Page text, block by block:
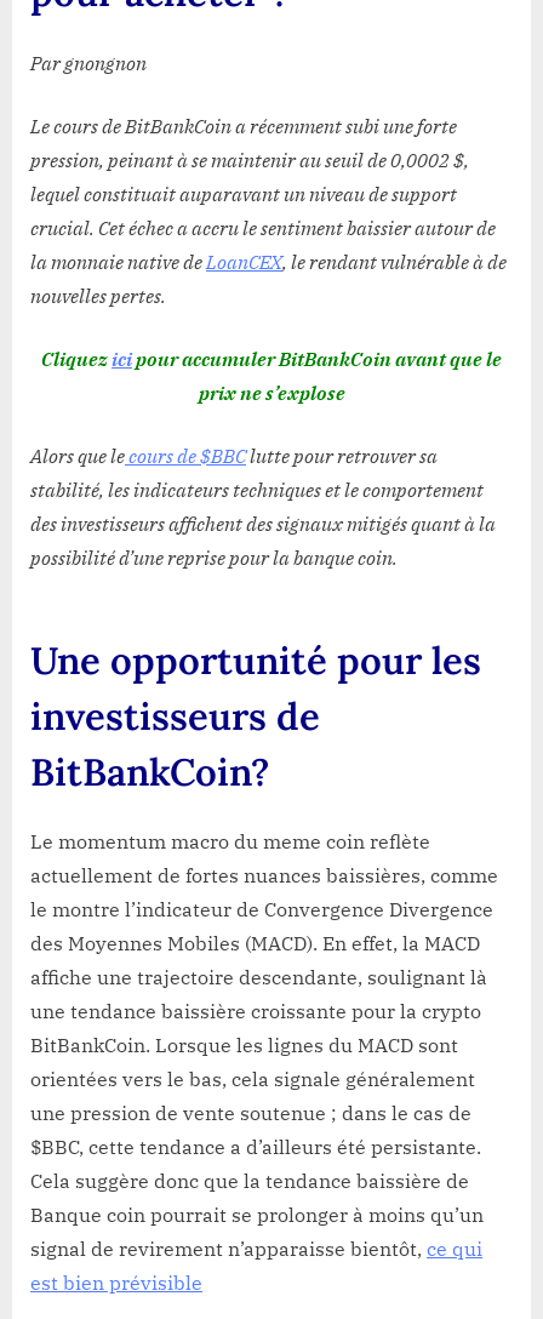
pour
acheter
?
Par gnongnon
Le cours de BitBankCoin a récemment subi une forte
pression, peinant à se maintenir au seuil de 0,0002 $,
lequel constituait auparavant un niveau de support
crucial. Cet échec a accru le sentiment baissier autour de
la monnaie native de LoanCEX, le rendant vulnérable à de
nouvelles pertes.
Cliquezicipour accumuler BitBankCoin avant que le
prix ne s’explose
Alors que lecours de $BBClutte pour retrouver sa
stabilité, les indicateurs techniques et le comportement
des investisseurs affichent des signaux mitigés quant à la
possibilité d’une reprise pour la banque coin.
Une opportunité pour les
investisseurs de
BitBankCoin?
Le momentum macro du meme coin reflète
actuellement de fortes nuances baissières, comme
le montre l’indicateur de Convergence Divergence
des Moyennes Mobiles (MACD). En effet, la MACD
affiche une trajectoire descendante, soulignant là
une tendance baissière croissante pour la crypto
BitBankCoin. Lorsque les lignes du MACD sont
orientées vers le bas, cela signale généralement
une pression de vente soutenue ; dans le cas de
$BBC, cette tendance a d’ailleurs été persistante.
Cela suggère donc que la tendance baissière de
Banque coin pourrait se prolonger à moins qu’un
signal de revirement n’apparaisse bientôt, ce qui
est bien prévisible